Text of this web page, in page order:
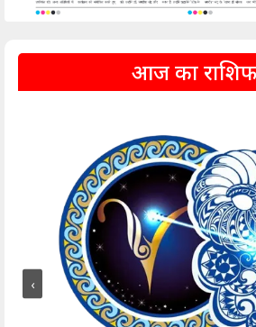
आज का
‹